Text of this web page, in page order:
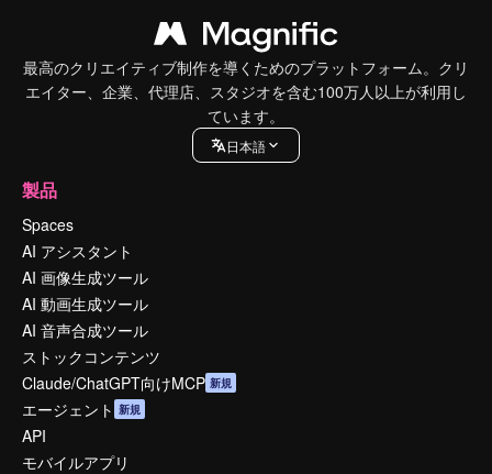
最高のクリエイティブ制作を導くためのプラットフォーム。クリ
エイター、企業、代理店、スタジオを含む100万人以上が利用し
ています。
日本語
製品
Spaces
AI アシスタント
AI 画像生成ツール
AI 動画生成ツール
AI 音声合成ツール
ストックコンテンツ
Claude/ChatGPT向けMCP 新規
エージェント 新規
API
モバイルアプリ